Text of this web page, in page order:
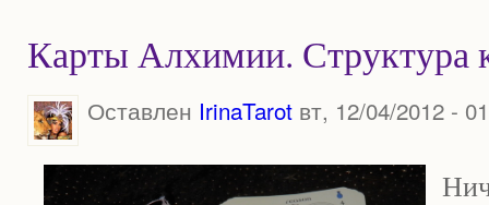
Карты Алхимии. Структура
Оставлен IrinaTarotвт, 12/04/2012 -